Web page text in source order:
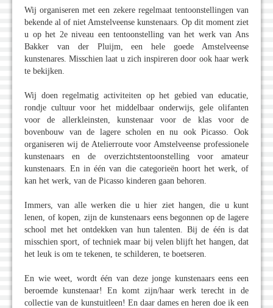
Wij organiseren met een zekere regelmaat tentoonstellingen van
bekende al of niet Amstelveense kunstenaars. Op dit moment ziet
u op het 2e niveau een tentoonstelling van het werk van Ans
Bakker van der Pluijm, een hele goede Amstelveense
kunstenares. Misschien laat u zich inspireren door ook haar werk
te bekijken.
Wij doen regelmatig activiteiten op het gebied van educatie,
rondje cultuur voor het middelbaar onderwijs, gele olifanten
voor de allerkleinsten, kunstenaar voor de klas voor de
bovenbouw van de lagere scholen en nu ook Picasso. Ook
organiseren wij de Atelierroute voor Amstelveense professionele
kunstenaars en de overzichtstentoonstelling voor amateur
kunstenaars. En in één van die categorieën hoort het werk, of
kan het werk, van de Picasso kinderen gaan behoren.
Immers, van alle werken die u hier ziet hangen, die u kunt
lenen, of kopen, zijn de kunstenaars eens begonnen op de lagere
school met het ontdekken van hun talenten. Bij de één is dat
misschien sport, of techniek maar bij velen blijft het hangen, dat
het leuk is om te tekenen, te schilderen, te boetseren.
En wie weet, wordt één van deze jonge kunstenaars eens een
beroemde kunstenaar! En komt zijn/haar werk terecht in de
collectie van de kunstuitleen! En daar dames en heren doe ik een